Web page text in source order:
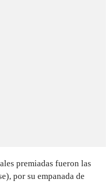
premiadas fueron las
por su empanada de